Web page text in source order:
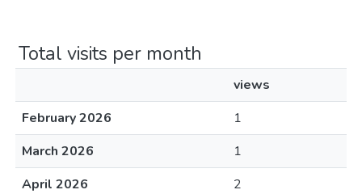
Total visits per month
views
February 2026
1
March 2026
1
April 2026
2